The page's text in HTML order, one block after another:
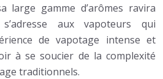
large gamme d’arômes ravira
aux vapoteurs qui
de vapotage intense et
à se soucier de la complexité
traditionnels.